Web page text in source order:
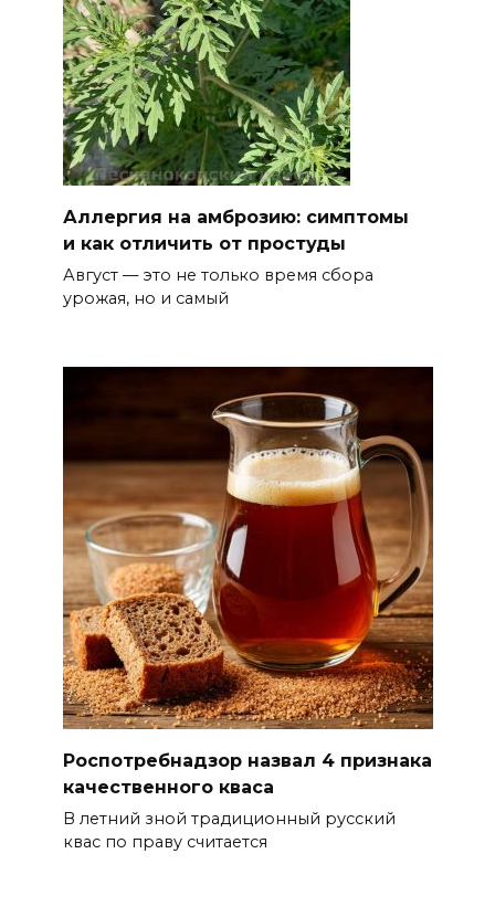
06 августа 2026 15:20
Александр Брод – о
современных подходах к
контролю за выборами и
подготовке наблюдателей на
Дону
06 августа 2026 15:12
В донских школах к 1 сентября
обновят учебники
В Ростовской области до
конца года откроют 49
спортивных объектов
06 августа 2026 15:01
Россияне сообщают о
массовом сбое в работе
нескольких приложений
06 августа 2026 14:35
В Советском районе Ростова
ограничили подачу воды
06 августа 2026 14:33
Аллергия на амброзию: симптомы
и как отличить от простуды
Август — это не только время сбора
урожая, но и самый
Роспотребнадзор назвал 4 признака
качественного кваса
В летний зной традиционный русский
квас по праву считается